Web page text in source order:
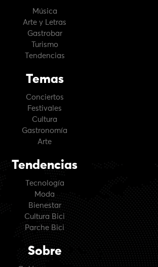
Música
Arte y Letras
Gastrobar
Turismo
Tendencias
Temas
Conciertos
Festivales
Cultura
Gastronomía
Arte
Tendencias
Tecnología
Moda
Bienestar
Cultura Bici
Parche Bici
Sobre